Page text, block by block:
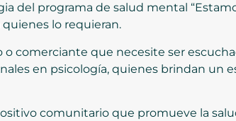
del programa de salud mental
lo requieran.
comerciante que necesite ser
en psicología, quienes brindan un
comunitario que promueve la